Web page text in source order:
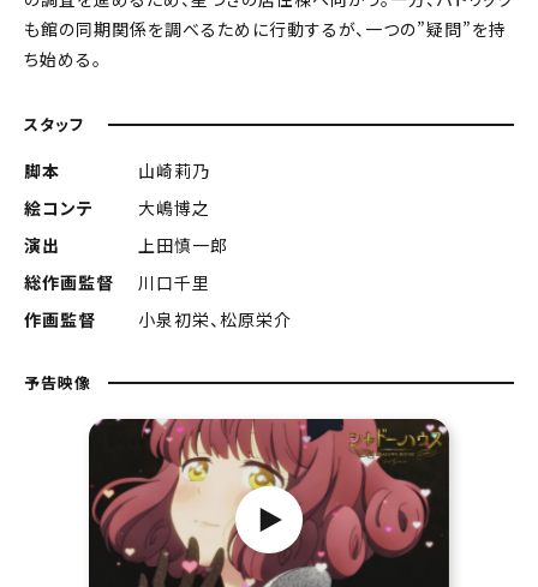
も館の同期関係を調べるために行動するが、一つの”疑問”を持
ち始める。
スタッフ
脚本
山崎莉乃
絵コンテ
大嶋博之
演出
上田慎一郎
総作画監督
川口千里
作画監督
小泉初栄、松原栄介
予告映像